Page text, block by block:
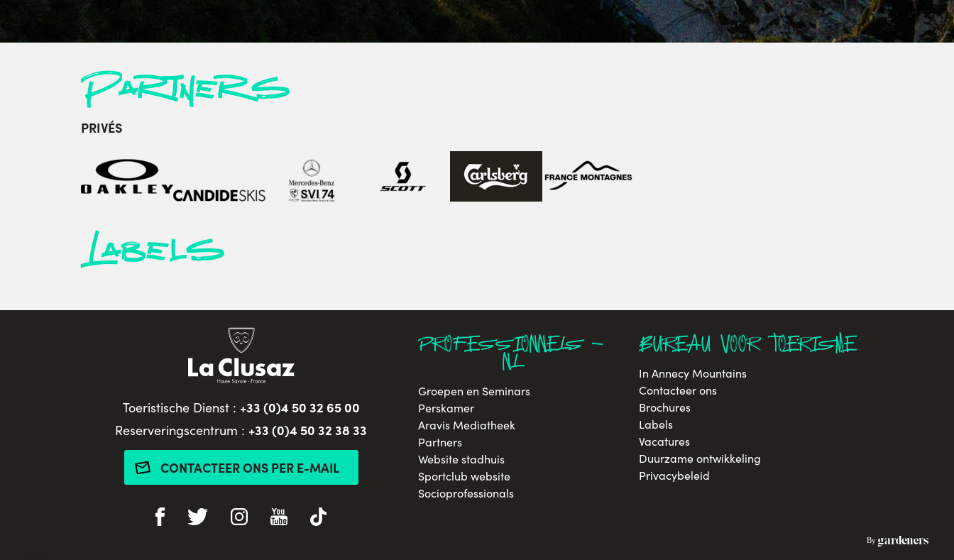
Partners
PRIVÉS
Labels
Toeristische Dienst : +33 (0)4 50 32 65 00
Reserveringscentrum : +33 (0)4 50 32 38 33
CONTACTEER ONS PER E-MAIL
PROFESSIONNELS -
NL
Groepen en Seminars
Perskamer
Aravis Mediatheek
Partners
Website stadhuis
Sportclub website
Socioprofessionals
BUREAU VOOR TOERISME
In Annecy Mountains
Contacteer ons
Brochures
Labels
Vacatures
Duurzame ontwikkeling
Privacybeleid